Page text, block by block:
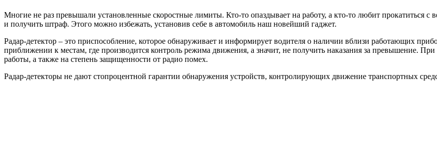
Многие не раз превышали установленные скоростные лимиты. Кто-то опаздывает на работу, а кто-то любит прокатиться
и получить штраф. Этого можно избежать, установив себе в автомобиль наш новейший гаджет.
Радар-детектор – это приспособление, которое обнаруживает и информирует водителя о наличии вблизи работающих
приближении к местам, где производится контроль режима движения, а значит, не получить наказания за превышение.
работы, а также на степень защищенности от радио помех.
Радар-детекторы не дают стопроцентной гарантии обнаружения устройств, контролирующих движение транспортных